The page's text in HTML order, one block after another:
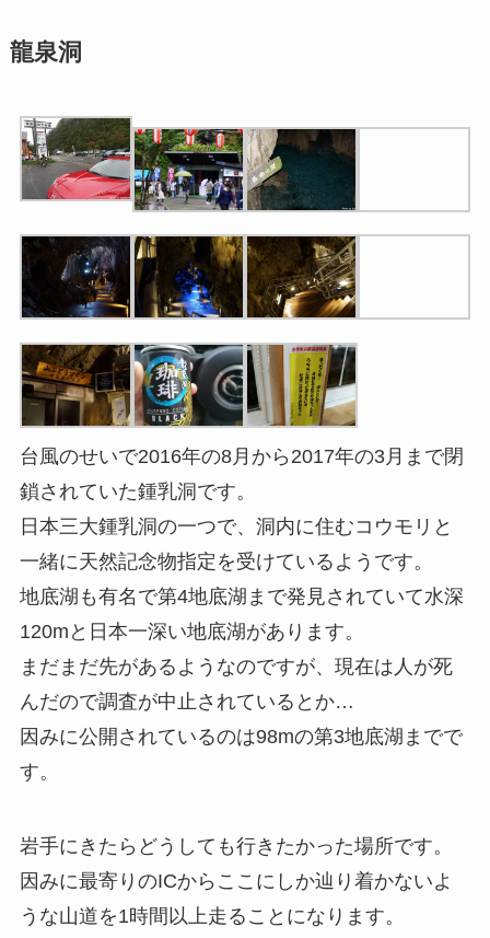
龍泉洞
台風のせいで2016年の8月から2017年の3月まで閉
鎖されていた鍾乳洞です。
日本三大鍾乳洞の一つで、洞内に住むコウモリと
一緒に天然記念物指定を受けているようです。
地底湖も有名で第4地底湖まで発見されていて水深
120mと日本一深い地底湖があります。
まだまだ先があるようなのですが、現在は人が死
んだので調査が中止されているとか…
因みに公開されているのは98mの第3地底湖までで
す。
岩手にきたらどうしても行きたかった場所です。
因みに最寄りのICからここにしか辿り着かないよ
うな山道を1時間以上走ることになります。